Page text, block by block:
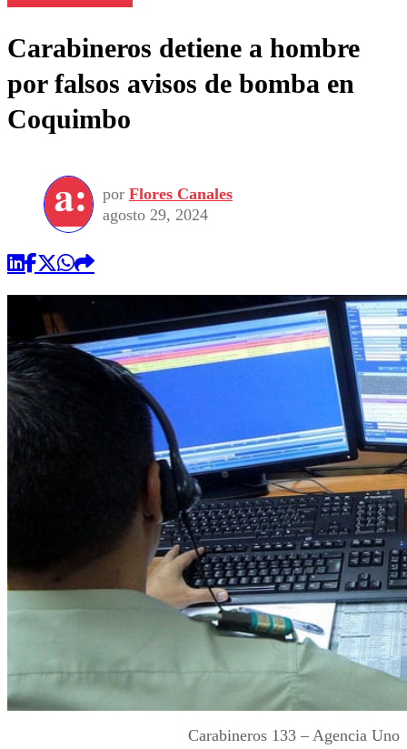
Carabineros detiene a hombre
por falsos avisos de bomba en
Coquimbo
por Flores Canales
agosto 29, 2024
Carabineros 133 – Agencia Uno